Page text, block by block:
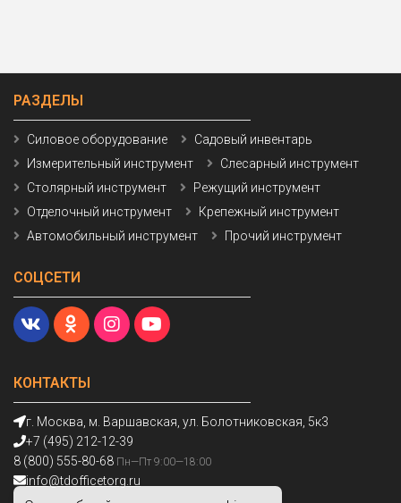
КОНТАКТЫ
г. Москва, м. Варшавская, ул. Болотниковская, 5к3
+7 (495) 212-12-39
8 (800) 555-80-68 Пн—Пт 9:00—18:00
info@tdofficetorg.ru
РАЗДЕЛЫ
Силовое оборудование
Садовый инвентарь
Измерительный инструмент
Слесарный инструмент
Столярный инструмент
Режущий инструмент
Отделочный инструмент
Крепежный инструмент
Автомобильный инструмент
Прочий инструмент
СОЦСЕТИ